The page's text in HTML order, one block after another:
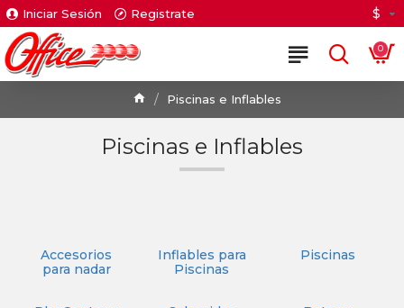
Iniciar Sesión Registrate $
0
Piscinas e Inflables
Piscinas e Inflables
Accesorios
para nadar
Inflables para
Piscinas
Piscinas